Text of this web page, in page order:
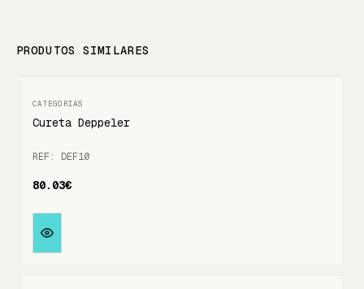
PRODUTOS SIMILARES
Cureta Deppeler
REF: DEF10
80.03€